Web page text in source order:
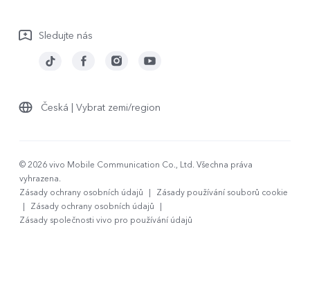
Sledujte nás
Česká | Vybrat zemi/region
© 2026 vivo Mobile Communication Co., Ltd. Všechna práva
vyhrazena.
Zásady ochrany osobních údajů
|
Zásady používání souborů cookie
|
Zásady ochrany osobních údajů
|
Zásady společnosti vivo pro používání údajů